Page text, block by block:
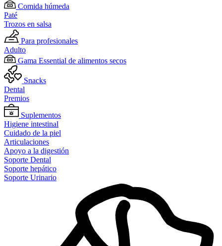
Comida húmeda
Paté
Trozos en salsa
Para profesionales
Adulto
Gama Essential de alimentos secos
Snacks
Dental
Premios
Suplementos
Higiene intestinal
Cuidado de la piel
Articulaciones
Apoyo a la digestión
Soporte Dental
Soporte hepático
Soporte Urinario